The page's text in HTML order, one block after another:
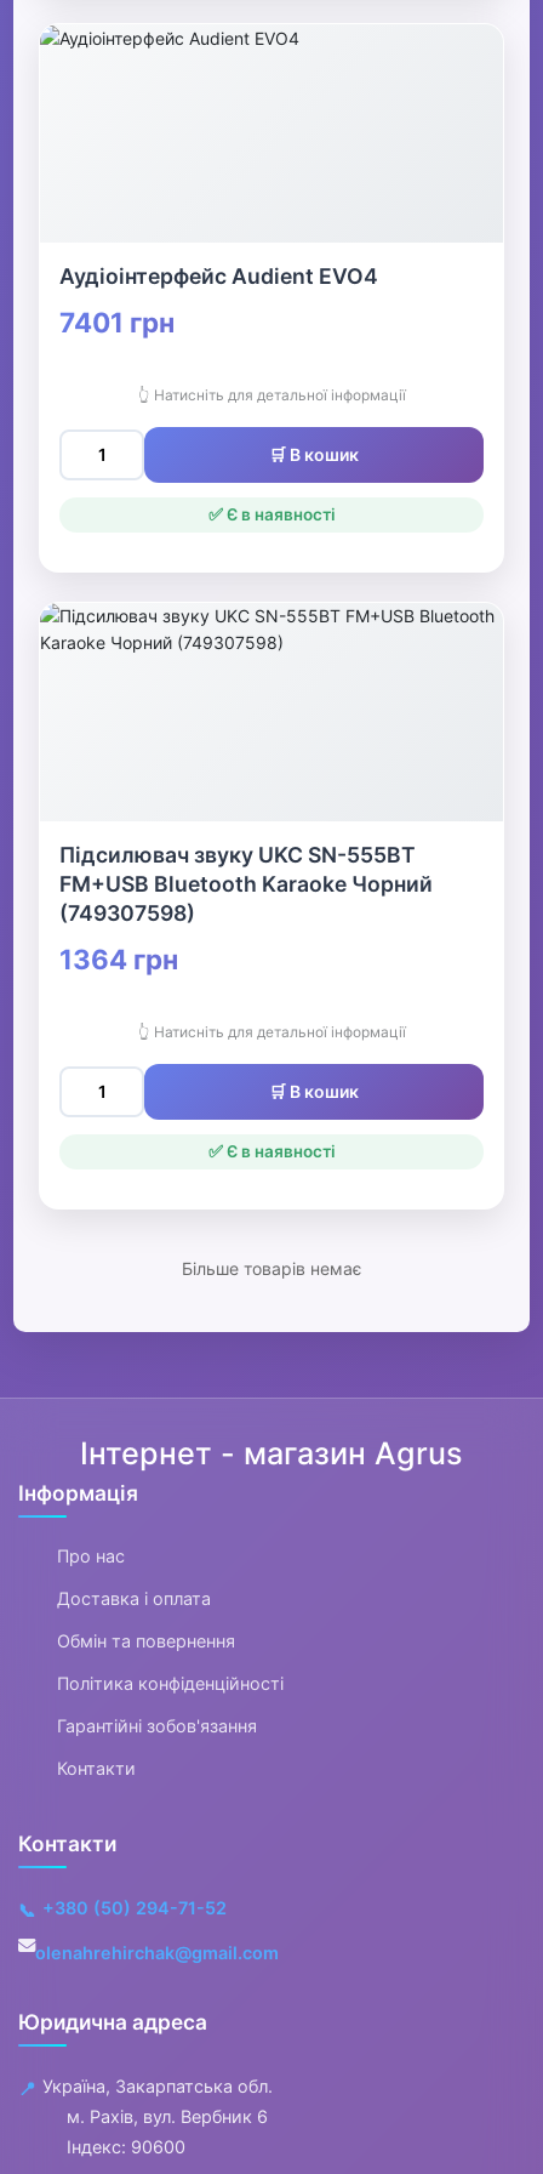
Аудіоінтерфейс Audient EVO4
7401 грн
👆 Натисніть для детальної інформації
🛒 В кошик
✅ Є в наявності
Підсилювач звуку UKC SN-555BT
FM+USB Bluetooth Karaoke Чорний
(749307598)
1364 грн
👆 Натисніть для детальної інформації
🛒 В кошик
✅ Є в наявності
Більше товарів немає
Інтернет - магазин Agrus
Інформація
Про нас
Доставка і оплата
Обмін та повернення
Політика конфіденційності
Гарантійні зобов'язання
Контакти
Контакти
📞 +380 (50) 294-71-52
olenahrehirchak@gmail.com
Юридична адреса
📍 Україна, Закарпатська обл.
м. Рахів, вул. Вербник 6
Індекс: 90600